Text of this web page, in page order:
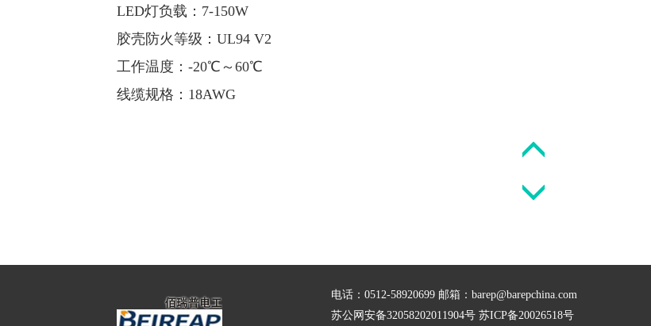
LED灯负载：7-150W
胶壳防火等级：UL94 V2
工作温度：-20℃～60℃
线缆规格：18AWG
电话：0512-58920699 邮箱：barep@barepchina.com
苏公网安备32058202011904号 苏ICP备20026518号